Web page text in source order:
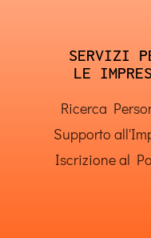
SERVIZI
LE
Ricerca
Supporto
Iscrizione al